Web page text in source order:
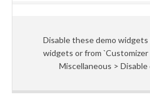
Disable these demo widgets
widgets or from
Miscellaneous >